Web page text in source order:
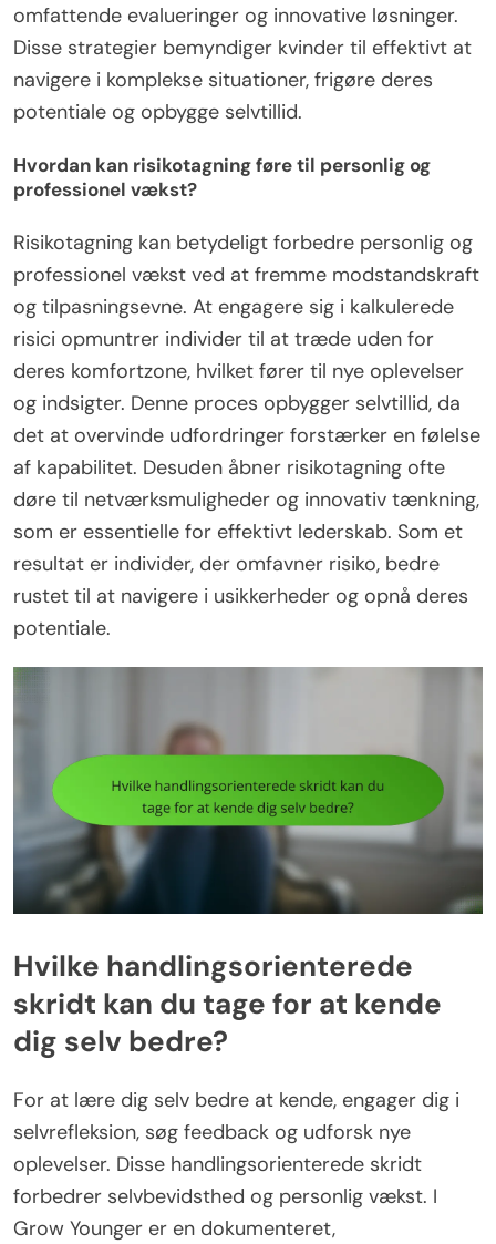
omfattende evalueringer og innovative løsninger.
Disse strategier bemyndiger kvinder til effektivt at
navigere i komplekse situationer, frigøre deres
potentiale og opbygge selvtillid.
Hvordan kan risikotagning føre til personlig og
professionel vækst?
Risikotagning kan betydeligt forbedre personlig og
professionel vækst ved at fremme modstandskraft
og tilpasningsevne. At engagere sig i kalkulerede
risici opmuntrer individer til at træde uden for
deres komfortzone, hvilket fører til nye oplevelser
og indsigter. Denne proces opbygger selvtillid, da
det at overvinde udfordringer forstærker en følelse
af kapabilitet. Desuden åbner risikotagning ofte
døre til netværksmuligheder og innovativ tænkning,
som er essentielle for effektivt lederskab. Som et
resultat er individer, der omfavner risiko, bedre
rustet til at navigere i usikkerheder og opnå deres
potentiale.
Hvilke handlingsorienterede
skridt kan du tage for at kende
dig selv bedre?
For at lære dig selv bedre at kende, engager dig i
selvrefleksion, søg feedback og udforsk nye
oplevelser. Disse handlingsorienterede skridt
forbedrer selvbevidsthed og personlig vækst. I
Grow Younger er en dokumenteret,